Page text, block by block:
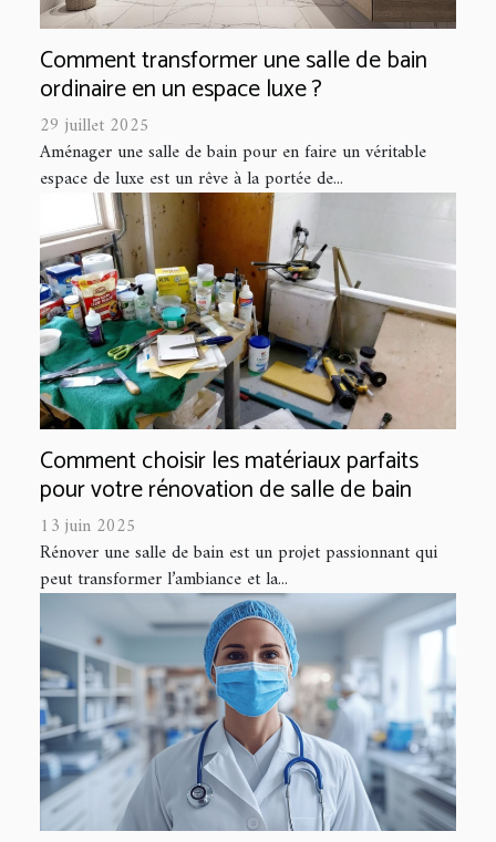
Comment transformer une salle de bain
ordinaire en un espace luxe ?
29 juillet 2025
Aménager une salle de bain pour en faire un véritable
espace de luxe est un rêve à la portée de...
Comment choisir les matériaux parfaits
pour votre rénovation de salle de bain
13 juin 2025
Rénover une salle de bain est un projet passionnant qui
peut transformer l’ambiance et la...